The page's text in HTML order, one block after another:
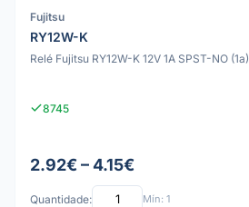
Fujitsu
RY12W-K
Relé Fujitsu RY12W-K 12V 1A SPST-NO (1a)
8745
2.92€ – 4.15€
Quantidade: Mín: 1